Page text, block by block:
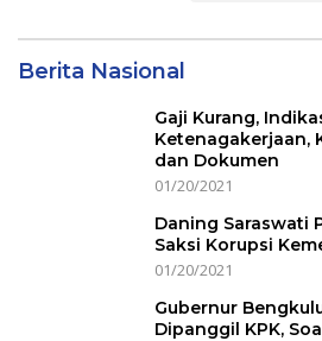
Berita Nasional
Gaji Kurang,
Ketenagakerjaan,
dan Dokumen
01/20/2021
Daning Saraswati
Saksi Korupsi
01/20/2021
Gubernur
Dipanggil KPK,